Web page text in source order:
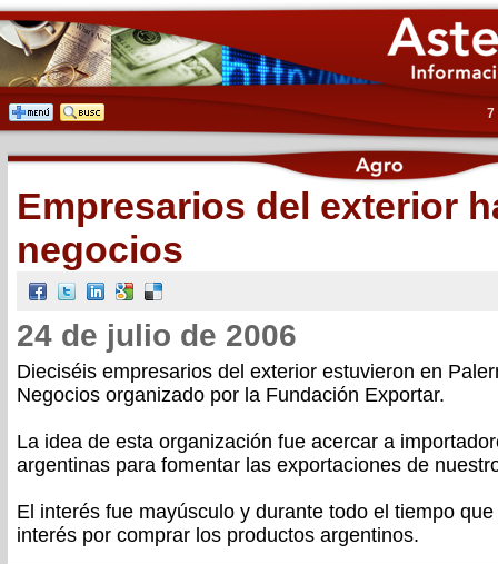
7
Empresarios del exterior
negocios
24 de julio de 2006
Dieciséis empresarios del exterior estuvieron en
Negocios organizado por la Fundación Exportar.
La idea de esta organización fue acercar a
argentinas para fomentar las exportaciones de
El interés fue mayúsculo y durante todo el tiempo
interés por comprar los productos argentinos.